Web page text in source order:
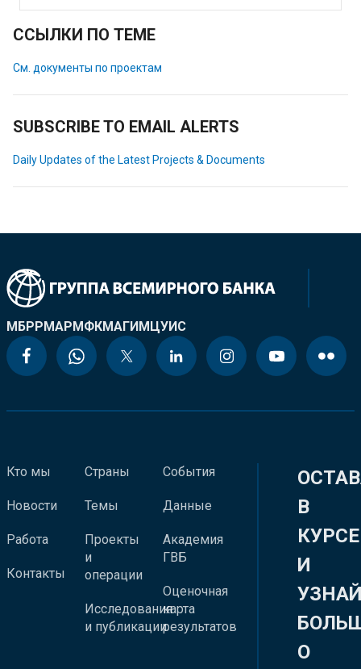
ССЫЛКИ ПО ТЕМЕ
См. документы по проектам
SUBSCRIBE TO EMAIL ALERTS
Daily Updates of the Latest Projects & Documents
МБРРМАРМФКМАГИМЦУИС
Кто мы
Новости
Работа
Контакты
Страны
Темы
Проекты
и
операции
Исследования
и публикации
События
Данные
Академия
ГВБ
Оценочная
карта
результатов
В
КУРСЕ
И
О